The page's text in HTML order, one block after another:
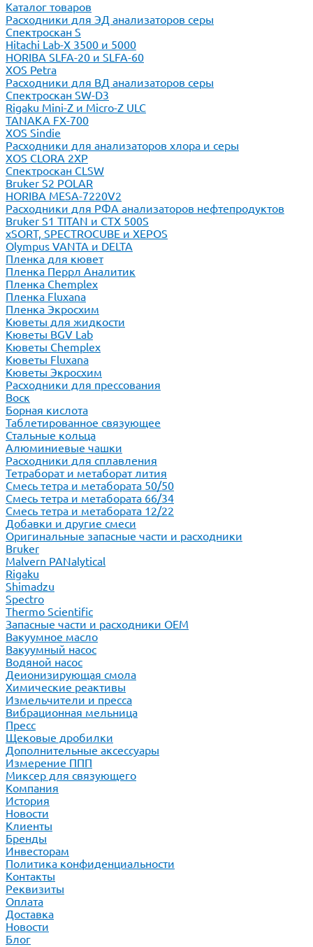
Каталог товаров
Расходники для ЭД анализаторов серы
Спектроскан S
Hitachi Lab-X 3500 и 5000
HORIBA SLFA-20 и SLFA-60
XOS Petra
Расходники для ВД анализаторов серы
Спектроскан SW-D3
Rigaku Mini-Z и Micro-Z ULC
TANAKA FX-700
XOS Sindie
Расходники для анализаторов хлора и серы
XOS CLORA 2XP
Спектроскан CLSW
Bruker S2 POLAR
HORIBA MESA-7220V2
Расходники для РФА анализаторов нефтепродуктов
Bruker S1 TITAN и CTX 500S
xSORT, SPECTROCUBE и XEPOS
Olympus VANTA и DELTA
Пленка для кювет
Пленка Перрл Аналитик
Пленка Chemplex
Пленка Fluxana
Пленка Экросхим
Кюветы для жидкости
Кюветы BGV Lab
Кюветы Chemplex
Кюветы Fluxana
Кюветы Экросхим
Расходники для прессования
Воск
Борная кислота
Таблетированное связующее
Стальные кольца
Алюминиевые чашки
Расходники для сплавления
Тетраборат и метаборат лития
Смесь тетра и метабората 50/50
Смесь тетра и метабората 66/34
Смесь тетра и метабората 12/22
Добавки и другие смеси
Оригинальные запасные части и расходники
Bruker
Malvern PANalytical
Rigaku
Shimadzu
Spectro
Thermo Scientific
Запасные части и расходники ОЕМ
Вакуумное масло
Вакуумный насос
Водяной насос
Деионизирующая смола
Химические реактивы
Измельчители и пресса
Вибрационная мельница
Пресс
Щековые дробилки
Дополнительные аксессуары
Измерение ППП
Миксер для связующего
Компания
История
Новости
Клиенты
Бренды
Инвесторам
Политика конфиденциальности
Контакты
Реквизиты
Оплата
Доставка
Новости
Блог